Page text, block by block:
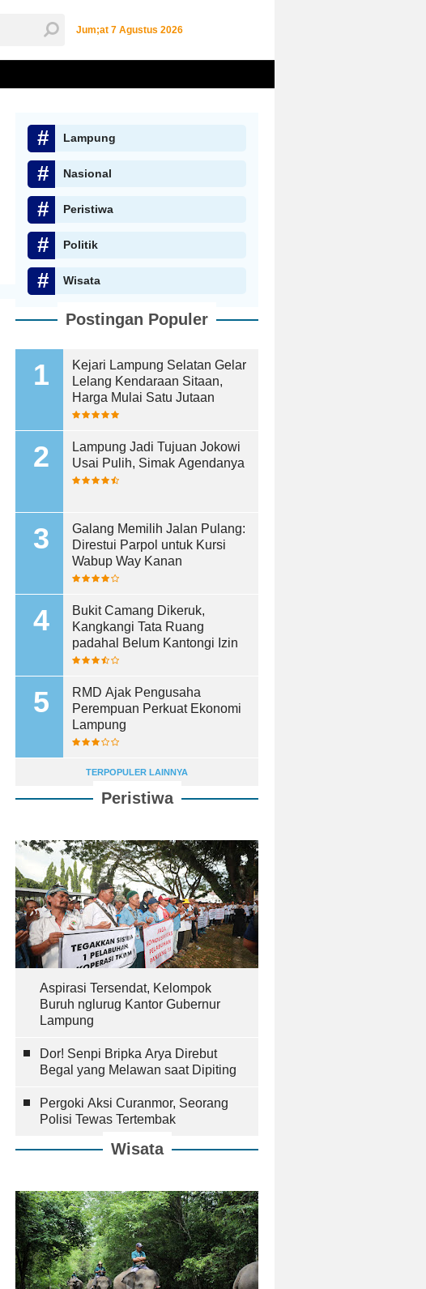
Jum;at 7 Agustus 2026
Lampung
Nasional
Peristiwa
Politik
Wisata
Postingan Populer
Kejari Lampung Selatan Gelar
Lelang Kendaraan Sitaan,
Harga Mulai Satu Jutaan
Lampung Jadi Tujuan Jokowi
Usai Pulih, Simak Agendanya
Galang Memilih Jalan Pulang:
Direstui Parpol untuk Kursi
Wabup Way Kanan
Bukit Camang Dikeruk,
Kangkangi Tata Ruang
padahal Belum Kantongi Izin
RMD Ajak Pengusaha
Perempuan Perkuat Ekonomi
Lampung
TERPOPULER LAINNYA
Peristiwa
Aspirasi Tersendat, Kelompok
Buruh nglurug Kantor Gubernur
Lampung
Dor! Senpi Bripka Arya Direbut
Begal yang Melawan saat Dipiting
Pergoki Aksi Curanmor, Seorang
Polisi Tewas Tertembak
Wisata